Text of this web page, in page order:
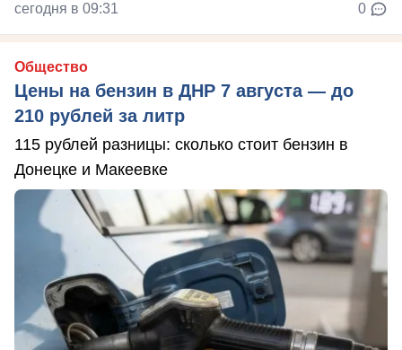
сегодня в 09:31 0
Общество
Цены на бензин в ДНР 7 августа — до
210 рублей за литр
115 рублей разницы: сколько стоит бензин в
Донецке и Макеевке